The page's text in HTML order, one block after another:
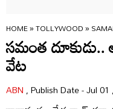
HOME»TOLLYWOOD»
సమంత దూకుడు..
వేట
ABN, Publish Date - Jul